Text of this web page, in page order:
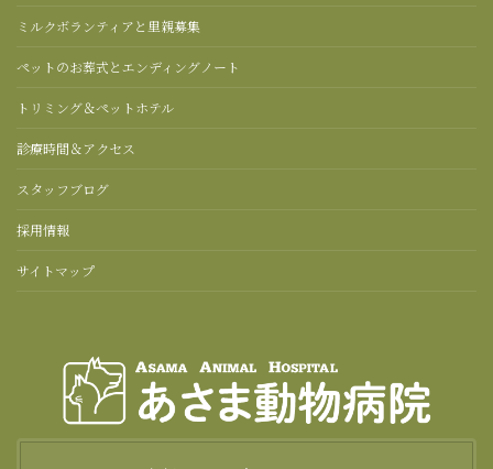
ミルクボランティアと里親募集
ペットのお葬式とエンディングノート
トリミング＆ペットホテル
診療時間＆アクセス
スタッフブログ
採用情報
サイトマップ